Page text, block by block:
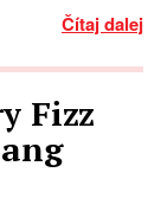
Čítaj dalej
Fizz